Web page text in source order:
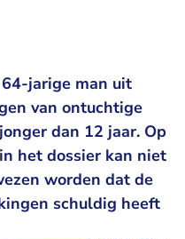
jarige man uit
van ontuchtige
dan 12 jaar. Op
het dossier kan niet
worden dat de
schuldig heeft